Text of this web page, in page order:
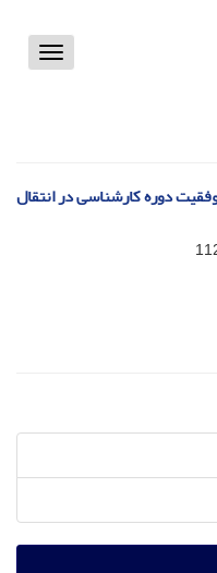
Toggle
دوره کارشناسی در انتقال